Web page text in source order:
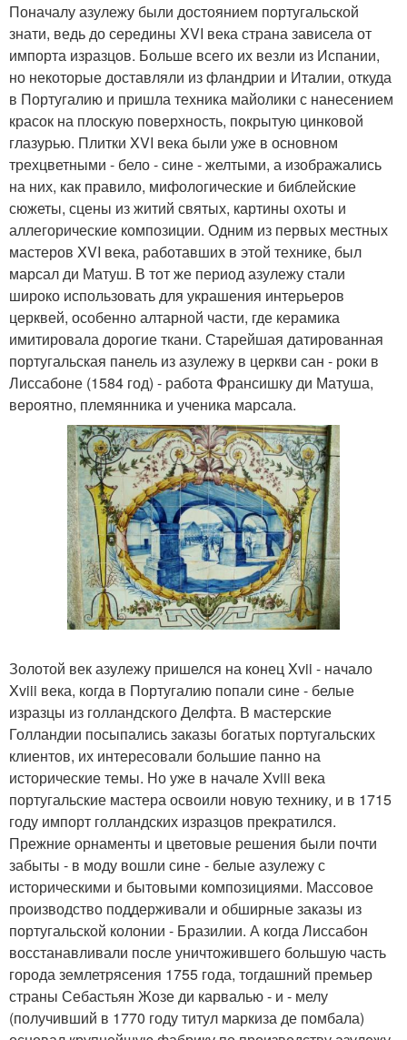
Поначалу азулежу были достоянием португальской
знати, ведь до середины XVI века страна зависела от
импорта изразцов. Больше всего их везли из Испании,
но некоторые доставляли из фландрии и Италии, откуда
в Португалию и пришла техника майолики с нанесением
красок на плоскую поверхность, покрытую цинковой
глазурью. Плитки XVI века были уже в основном
трехцветными - бело - сине - желтыми, а изображались
на них, как правило, мифологические и библейские
сюжеты, сцены из житий святых, картины охоты и
аллегорические композиции. Одним из первых местных
мастеров XVI века, работавших в этой технике, был
марсал ди Матуш. В тот же период азулежу стали
широко использовать для украшения интерьеров
церквей, особенно алтарной части, где керамика
имитировала дорогие ткани. Старейшая датированная
португальская панель из азулежу в церкви сан - роки в
Лиссабоне (1584 год) - работа Франсишку ди Матуша,
вероятно, племянника и ученика марсала.
Золотой век азулежу пришелся на конец Xvii - начало
Xviii века, когда в Португалию попали сине - белые
изразцы из голландского Делфта. В мастерские
Голландии посыпались заказы богатых португальских
клиентов, их интересовали большие панно на
исторические темы. Но уже в начале Xviii века
португальские мастера освоили новую технику, и в 1715
году импорт голландских изразцов прекратился.
Прежние орнаменты и цветовые решения были почти
забыты - в моду вошли сине - белые азулежу с
историческими и бытовыми композициями. Массовое
производство поддерживали и обширные заказы из
португальской колонии - Бразилии. А когда Лиссабон
восстанавливали после уничтожившего большую часть
города землетрясения 1755 года, тогдашний премьер
страны Себастьян Жозе ди карвалью - и - мелу
(получивший в 1770 году титул маркиза де помбала)